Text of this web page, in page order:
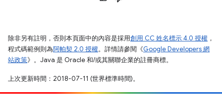
除非另有註明，否則本頁面中的內容是採用創用 CC 姓名標示 4.0 授權 ，
程式碼範例則為阿帕契 2.0 授權。詳情請參閱《Google Developers 網
站政策》。Java 是 Oracle 和/或其關聯企業的註冊商標。
上次更新時間：2018-07-11 (世界標準時間)。